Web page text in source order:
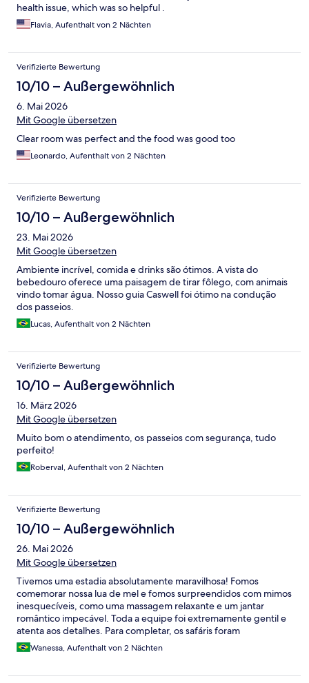
health issue, which was so helpful .
Flavia, Aufenthalt von 2 Nächten
Verifizierte Bewertung
10/10 – Außergewöhnlich
6. Mai 2026
Mit Google übersetzen
Clear room was perfect and the food was good too
Leonardo, Aufenthalt von 2 Nächten
Verifizierte Bewertung
10/10 – Außergewöhnlich
23. Mai 2026
Mit Google übersetzen
Ambiente incrível, comida e drinks são ótimos. A vista do
bebedouro oferece uma paisagem de tirar fôlego, com animais
vindo tomar água. Nosso guia Caswell foi ótimo na condução
dos passeios.
Lucas, Aufenthalt von 2 Nächten
Verifizierte Bewertung
10/10 – Außergewöhnlich
16. März 2026
Mit Google übersetzen
Muito bom o atendimento, os passeios com segurança, tudo
perfeito!
Roberval, Aufenthalt von 2 Nächten
Verifizierte Bewertung
10/10 – Außergewöhnlich
26. Mai 2026
Mit Google übersetzen
Tivemos uma estadia absolutamente maravilhosa! Fomos
comemorar nossa lua de mel e fomos surpreendidos com mimos
inesquecíveis, como uma massagem relaxante e um jantar
romântico impecável. Toda a equipe foi extremamente gentil e
atenta aos detalhes. Para completar, os safáris foram
espetaculares e superaram todas as expectativas.
Recomendamos de olhos fechados!
Wanessa, Aufenthalt von 2 Nächten